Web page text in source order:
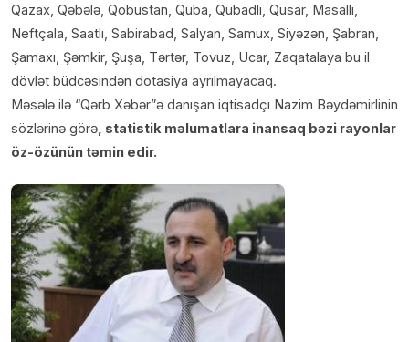
Qazax, Qəbələ, Qobustan, Quba, Qubadlı, Qusar, Masallı,
Neftçala, Saatlı, Sabirabad, Salyan, Samux, Siyəzən, Şabran,
Şamaxı, Şəmkir, Şuşa, Tərtər, Tovuz, Ucar, Zaqatalaya bu il
dövlət büdcəsindən dotasiya ayrılmayacaq.
Məsələ ilə “Qərb Xəbər”ə danışan iqtisadçı Nazim Bəydəmirlinin
sözlərinə görə , statistik məlumatlara inansaq bəzi rayonlar
öz-özünün təmin edir.